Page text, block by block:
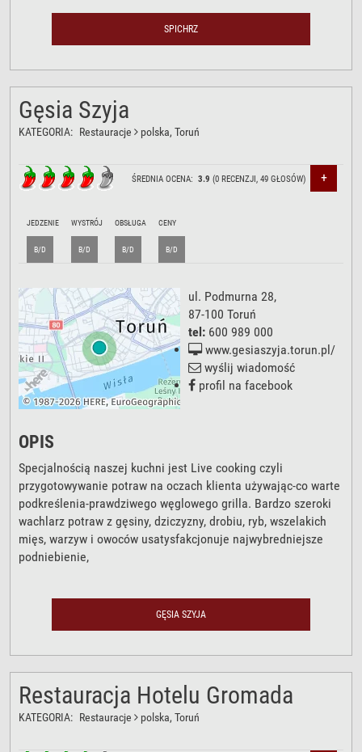
SPICHRZ
Gęsia Szyja
KATEGORIA: Restauracje polska, Toruń
ŚREDNIA OCENA:3.9 (0 RECENZJI,49 GŁOSÓW) +
JEDZENIE
B/D
WYSTRÓJ
B/D
OBSŁUGA
B/D
CENY
B/D
ul. Podmurna 28,
87-100 Toruń
tel: 600 989 000
www.gesiaszyja.torun.pl/
wyślij wiadomość
profil na facebook
OPIS
Specjalnością naszej kuchni jest Live cooking czyli
przygotowywanie potraw na oczach klienta używając-co warte
podkreślenia-prawdziwego węglowego grilla. Bardzo szeroki
wachlarz potraw z gęsiny, dziczyzny, drobiu, ryb, wszelakich
mięs, warzyw i owoców usatysfakcjonuje najwybredniejsze
podniebienie,
GĘSIA SZYJA
Restauracja Hotelu Gromada
KATEGORIA: Restauracje polska, Toruń